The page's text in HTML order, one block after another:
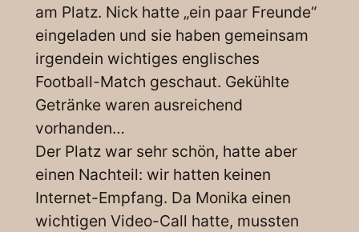
am Platz. Nick hatte „ein paar Freunde“
eingeladen und sie haben gemeinsam
irgendein wichtiges englisches
Football-Match geschaut. Gekühlte
Getränke waren ausreichend
vorhanden…
Der Platz war sehr schön, hatte aber
einen Nachteil: wir hatten keinen
Internet-Empfang. Da Monika einen
wichtigen Video-Call hatte, mussten